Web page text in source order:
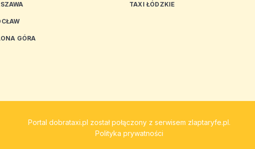
GÓRA
TAXI ŁÓDZKIE
Portal dobrataxi.pl został połączony z serwisem zlaptaryfe.pl.
Polityka prywatności